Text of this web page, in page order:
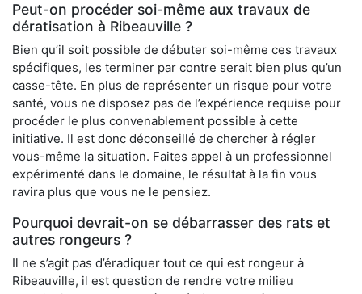
Peut-on procéder soi-même aux travaux de
dératisation à Ribeauville ?
Bien qu’il soit possible de débuter soi-même ces travaux
spécifiques, les terminer par contre serait bien plus qu’un
casse-tête. En plus de représenter un risque pour votre
santé, vous ne disposez pas de l’expérience requise pour
procéder le plus convenablement possible à cette
initiative. Il est donc déconseillé de chercher à régler
vous-même la situation. Faites appel à un professionnel
expérimenté dans le domaine, le résultat à la fin vous
ravira plus que vous ne le pensiez.
Pourquoi devrait-on se débarrasser des rats et
autres rongeurs ?
Il ne s’agit pas d’éradiquer tout ce qui est rongeur à
Ribeauville, il est question de rendre votre milieu